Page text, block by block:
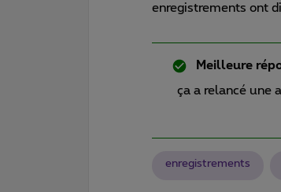
enregistrements ont
Meilleure
ça a relancé une
enregistrements